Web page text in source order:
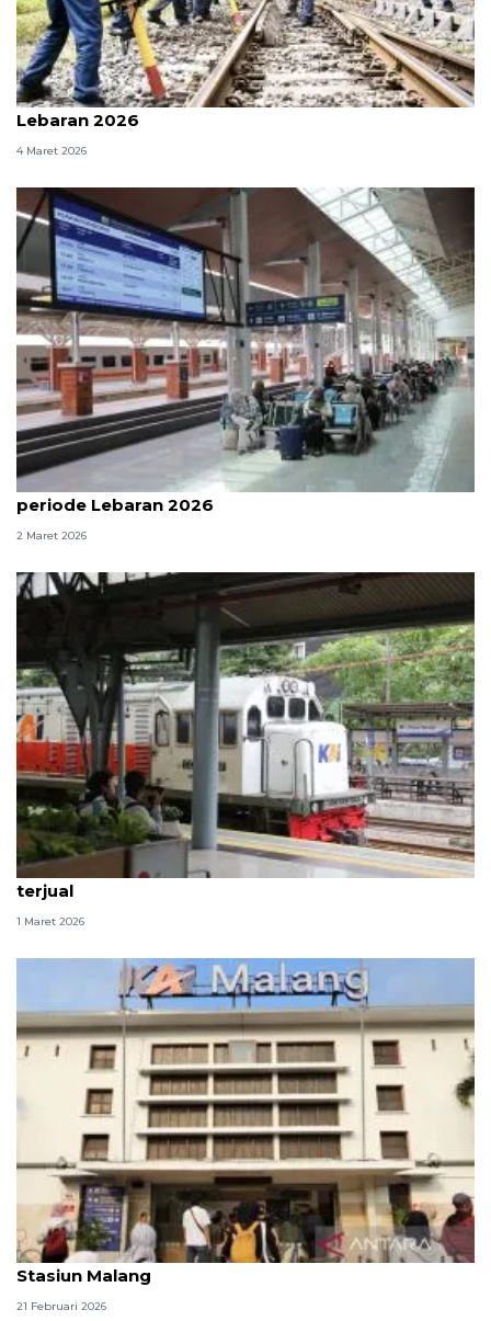
Daop 8 Surabaya pastikan kesiapan angkutan
Lebaran 2026
4 Maret 2026
178 ribu orang diprediksi padati Kota Bandung
periode Lebaran 2026
2 Maret 2026
564 ribu tiket KA periode Lebaran 2026 sudah
terjual
1 Maret 2026
KAI sediakan 136.045 tiket Angkutan Lebaran di
Stasiun Malang
21 Februari 2026